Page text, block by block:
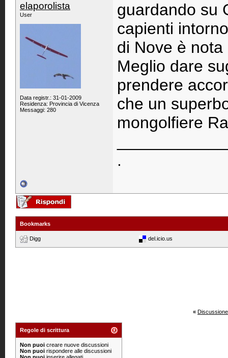
elaporolista
User
Data registr.: 31-01-2009
Residenza: Provincia di Vicenza
Messaggi: 280
guardando su
capienti
di Nove è
Meglio dare
prendere
che un
mongolfiere
.
Bookmarks
Digg del.icio.us
«
Regole di scrittura
Non puoi creare nuove discussioni
Non puoi rispondere alle discussioni